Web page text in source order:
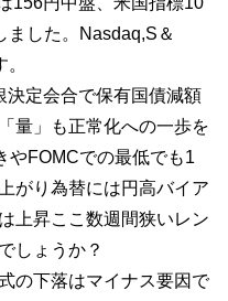
ました。Nasdaq,S＆
決定会合で保有国債減額
量」も正常化への一歩を
やFOMCでの最低でも1
がり為替には円高バイア
上昇ここ数週間狭いレン
しょうか？
の下落はマイナス要因で